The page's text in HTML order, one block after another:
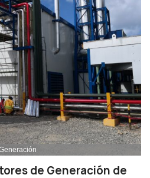
de Generación de